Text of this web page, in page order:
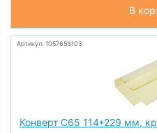
В
Артикул: 1057653103
Конверт С65 114*229 мм,